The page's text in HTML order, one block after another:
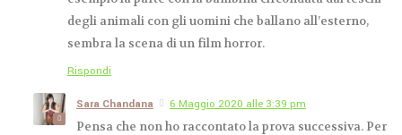
degli animali con gli uomini che ballano all’esterno,
sembra la scena di un film horror.
Rispondi
Sara Chandana
6 Maggio 2020 alle 3:39 pm
Pensa che non ho raccontato la prova successiva. Per